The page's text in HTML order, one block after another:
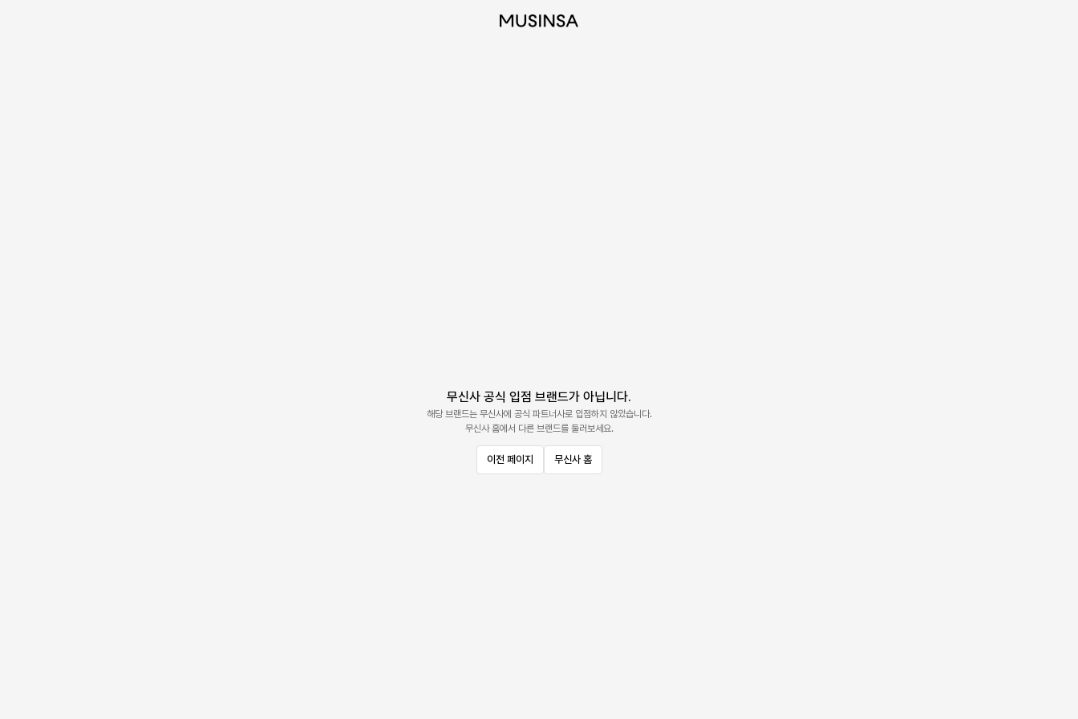
무신사 공식 입점 브랜드가 아닙니다.
해당 브랜드는 무신사에 공식 파트너사로 입점하지 않았습니다.
무신사 홈에서 다른 브랜드를 둘러보세요.
이전 페이지 무신사 홈